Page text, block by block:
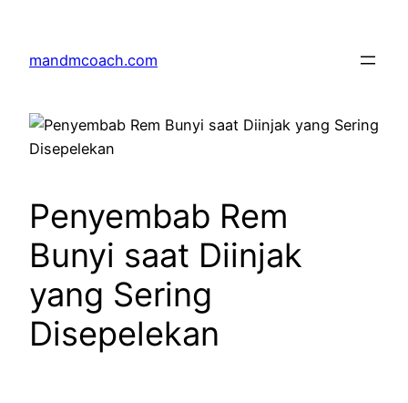
content
mandmcoach.com
Penyembab Rem
Bunyi saat Diinjak
yang Sering
Disepelekan